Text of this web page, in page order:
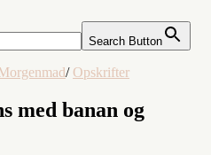
Search Button
/ Opskrifter
med banan og